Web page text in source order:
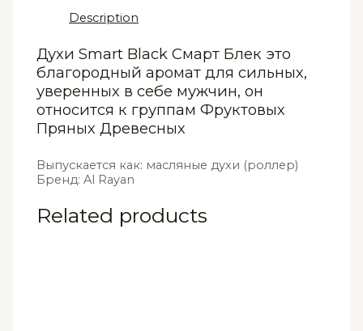
Rayan
мл
quantity
Description
Духи Smart Black Смарт Блек это
благородный аромат для сильных,
уверенных в себе мужчин, он
относится к группам Фруктовых
Пряных Древесных
Выпускается как: масляные духи (роллер)
Бренд: Al Rayan
Related products